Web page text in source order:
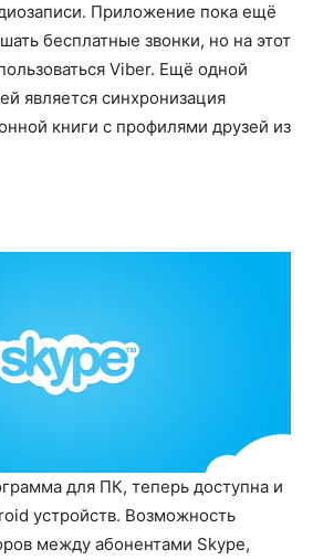
Приложение пока ещё
бесплатные звонки, но на этот
Viber. Ещё одной
является синхронизация
книги с профилями друзей из
для ПК, теперь доступна и
устройств. Возможность
между абонентами Skype,